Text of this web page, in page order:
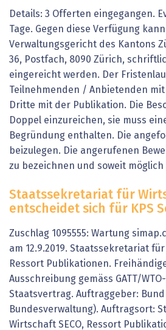
Details: 3 Offerten eingegangen.
Tage. Gegen diese Verfügung
Verwaltungsgericht des Kantons
36, Postfach, 8090 Zürich,
eingereicht werden. Der
Teilnehmenden / Anbietenden
Dritte mit der Publikation. Die
Doppel einzureichen, sie muss
Begründung enthalten. Die
beizulegen. Die angerufenen
zu bezeichnen und soweit möglich
Staatssekretariat für
entscheidet sich für KPS
Zuschlag 1095555: Wartung
am 12.9.2019. Staatssekretariat für
Ressort Publikationen.
Ausschreibung gemäss GATT/
Staatsvertrag. Auftraggeber:
Bundesverwaltung). Auftragsort:
Wirtschaft SECO, Ressort